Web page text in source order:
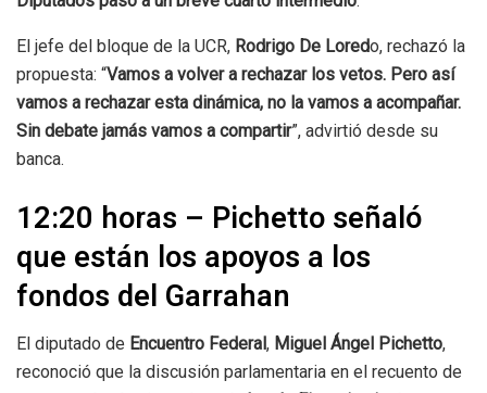
El jefe del bloque de la UCR, Rodrigo De Loredo, rechazó la
propuesta: “Vamos a volver a rechazar los vetos. Pero así
vamos a rechazar esta dinámica, no la vamos a acompañar.
Sin debate jamás vamos a compartir”, advirtió desde su
banca.
12:20 horas – Pichetto señaló
que están los apoyos a los
fondos del Garrahan
El diputado de Encuentro Federal , Miguel Ángel Pichetto,
reconoció que la discusión parlamentaria en el recuento de